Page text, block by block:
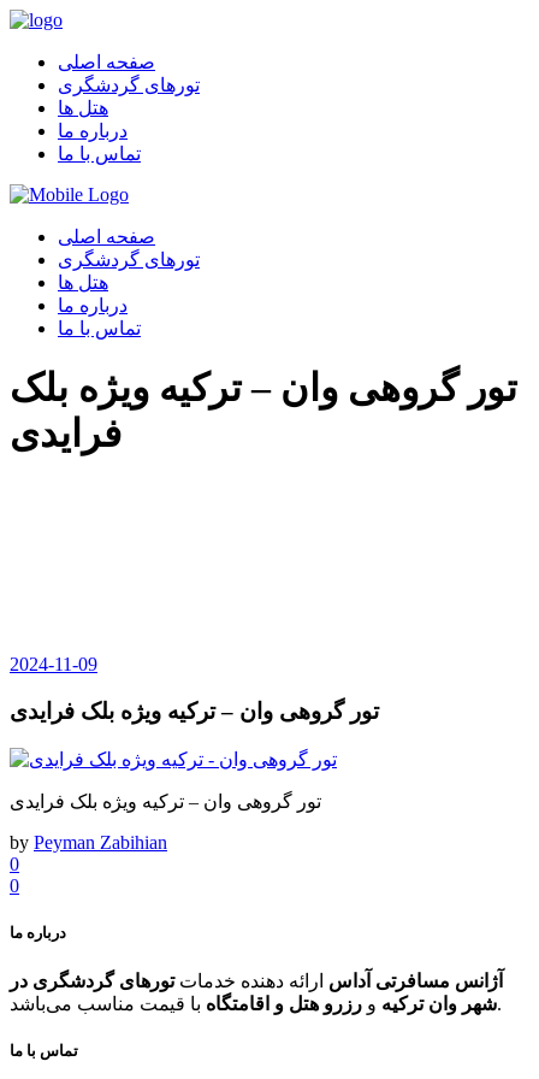
صفحه اصلی
تورهای گردشگری
هتل ها
درباره ما
تماس با ما
صفحه اصلی
تورهای گردشگری
هتل ها
درباره ما
تماس با ما
تور گروهی وان – ترکیه ویژه بلک
فرایدی
2024-11-09
تور گروهی وان – ترکیه ویژه بلک فرایدی
تور گروهی وان – ترکیه ویژه بلک فرایدی
by Peyman Zabihian
0
0
درباره ما
آژانس مسافرتی آداس ارائه دهنده خدماتتورهای گردشگری در
شهر وان ترکیه و رزرو هتل و اقامتگاه با قیمت مناسب می‌باشد.
تماس با ما